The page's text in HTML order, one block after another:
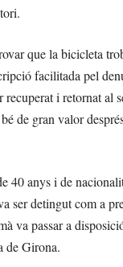
que la bicicleta
facilitada pel
recuperat i retornat al
de gran valor
40 anys i de
ser detingut com a
va passar a
de Girona.